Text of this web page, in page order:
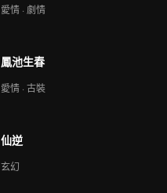
117
119
愛情 · 劇情
鳳池生春
愛情 · 古裝
仙逆
玄幻